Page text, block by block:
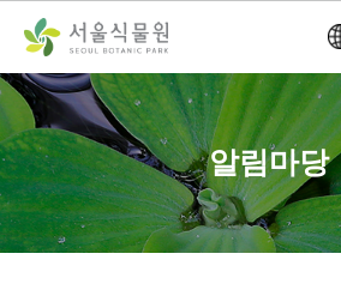
츠
바
로
가
기
본문으로
바로가기
알림마당